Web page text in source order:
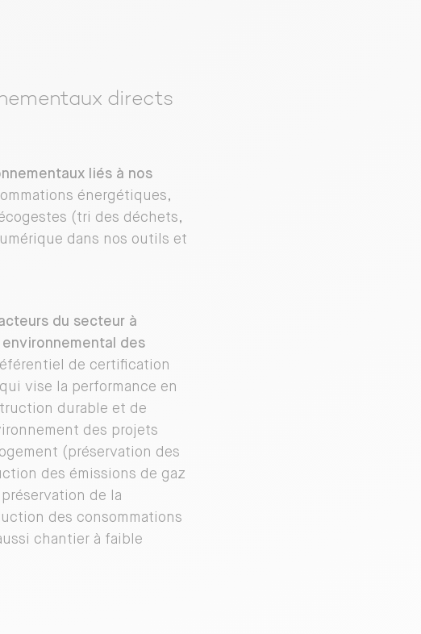
directs
liés à nos
énergétiques,
(tri des déchets,
dans nos outils et
du secteur à
des
de certification
vise la performance en
durable et de
des projets
(préservation des
des émissions de gaz
de la
des consommations
chantier à faible